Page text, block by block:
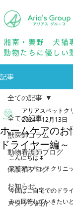
湘南・秦野 犬猫
動物たちに優しい
記事
全ての記事
獣医師コラム
動物看護師ブログ
保護猫ブログ
お知らせ
スタッフ紹介
全ての記事
ホームケアのお
ドライヤー編～
アリアスペットク
2024年12月13日
こんにちは🌷
アリアスペットクリニ
今回はご自宅でのドラ
みに回答していきたい